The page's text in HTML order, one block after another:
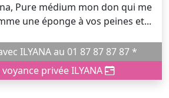
Pure médium mon don qui me
une éponge à vos peines et...
Prendre RDV avec ILYANA au 01 87 87 87 87 *
privée ILYANA